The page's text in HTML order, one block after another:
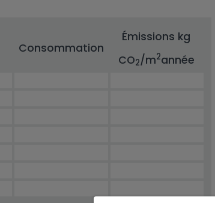
Consommation
Émissions kg
CO2/m2année